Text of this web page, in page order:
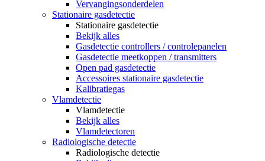
Vervangingsonderdelen
Stationaire gasdetectie
Stationaire gasdetectie
Bekijk alles
Gasdetectie controllers / controlepanelen
Gasdetectie meetkoppen / transmitters
Open pad gasdetectie
Accessoires stationaire gasdetectie
Kalibratiegas
Vlamdetectie
Vlamdetectie
Bekijk alles
Vlamdetectoren
Radiologische detectie
Radiologische detectie